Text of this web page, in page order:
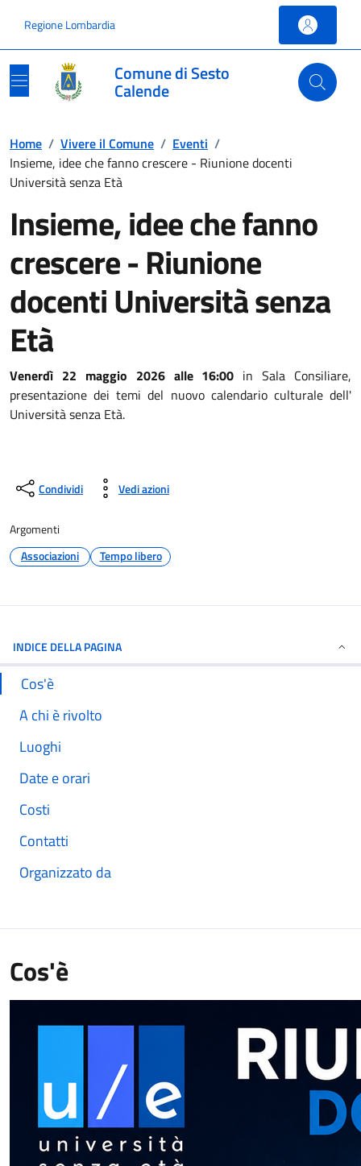
Regione Lombardia
Comune di Sesto
Calende
Home / Vivere il Comune / Eventi /
Insieme, idee che fanno crescere - Riunione docenti
Università senza Età
Insieme, idee che fanno
crescere - Riunione
docenti Università senza
Età
Venerdì 22 maggio 2026 alle 16:00 in Sala Consiliare,
presentazione dei temi del nuovo calendario culturale dell'
Università senza Età.
Condividi Vedi azioni
Argomenti
Associazioni
Tempo libero
INDICE DELLA PAGINA
Cos'è
A chi è rivolto
Luoghi
Date e orari
Costi
Contatti
Organizzato da
Cos'è